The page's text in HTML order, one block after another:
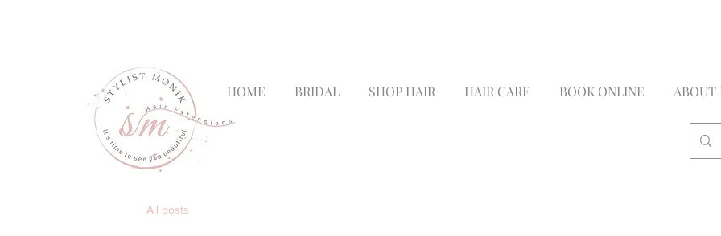
HOME BRIDAL SHOP HAIR HAIR CARE BOOK ONLINE ABOUT
All posts